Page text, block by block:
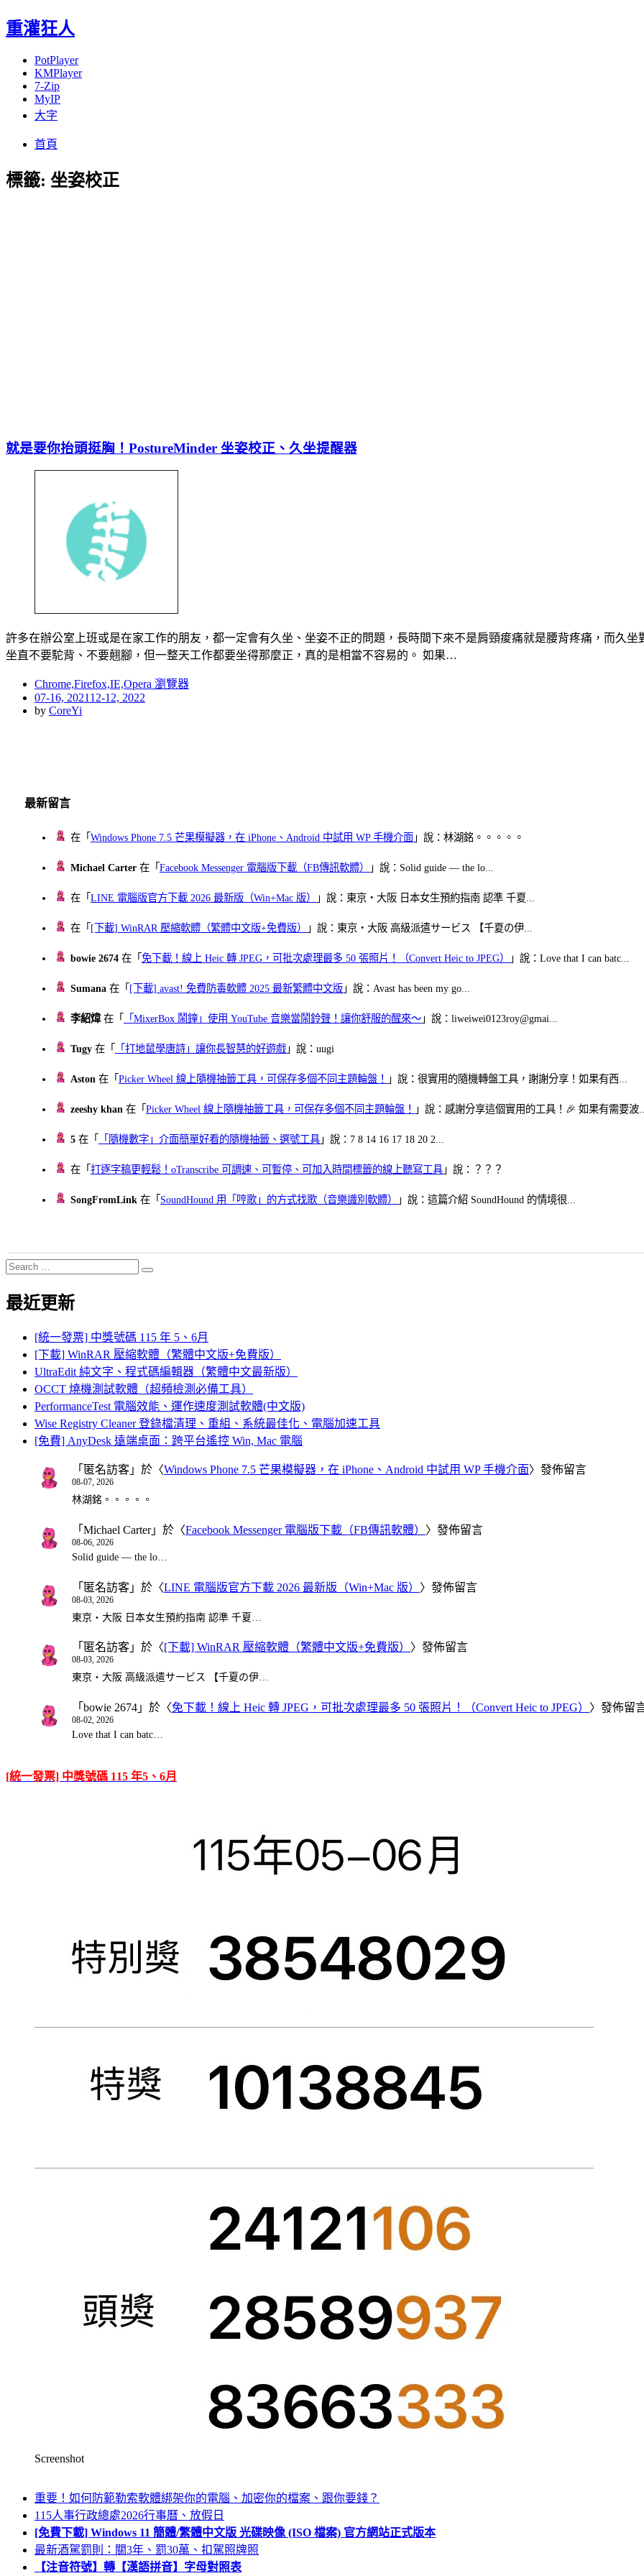
重灌狂人
PotPlayer
KMPlayer
7-Zip
MyIP
大字
首頁
標籤: 坐姿校正
就是要你抬頭挺胸！PostureMinder 坐姿校正、久坐提醒器
許多在辦公室上班或是在家工作的朋友，都一定會有久坐、坐姿不正的問題，長時間下來不是肩頸痠痛就是腰背疼痛，而久
坐直不要駝背、不要翹腳，但一整天工作都要坐得那麼正，真的是相當不容易的。 如果…
Chrome,Firefox,IE,Opera 瀏覽器
Posted
on
07-16, 2021 12-12, 2022
by CoreYi
最新留言
在「Windows Phone 7.5 芒果模擬器，在 iPhone、Android 中試用 WP 手機介面 」說：林湖銘。。。。。
Michael Carter 在「Facebook Messenger 電腦版下載（FB傳訊軟體） 」說：Solid guide — the lo...
在「LINE 電腦版官方下載 2026 最新版（Win+Mac 版） 」說：東京・大阪 日本女生預約指南 認準 千夏...
在「 [下載] WinRAR 壓縮軟體（繁體中文版+免費版） 」說：東京・大阪 高級派遣サービス 【千夏の伊...
bowie 2674 在「免下載！線上 Heic 轉 JPEG，可批次處理最多 50 張照片！（Convert Heic to JPEG） 」說：Love that I can batc...
Sumana 在「 [下載] avast! 免費防毒軟體 2025 最新繁體中文版 」說：Avast has been my go...
李紹煒在「 「MixerBox 鬧鐘」使用 YouTube 音樂當鬧鈴聲！讓你舒服的醒來～ 」說：liweiwei0123roy@gmai...
Tugy 在「 「打地鼠學唐詩」讓你長智慧的好遊戲 」說：uugi
Aston 在「Picker Wheel 線上隨機抽籤工具，可保存多個不同主題輪盤！ 」說：很實用的隨機轉盤工具，謝謝分享！如果有西...
zeeshy khan 在「Picker Wheel 線上隨機抽籤工具，可保存多個不同主題輪盤！ 」說：感謝分享這個實用的工具！🎉 如果有需要波
5 在「 「隨機數字」介面簡單好看的隨機抽籤、選號工具 」說：7 8 14 16 17 18 20 2...
在「打逐字稿更輕鬆！oTranscribe 可調速、可暫停、可加入時間標籤的線上聽寫工具 」說：？？？
SongFromLink 在「 SoundHound 用「哼歌」的方式找歌（音樂識別軟體） 」說：這篇介紹 SoundHound 的情境很...
Search
for:
Search
最近更新
[統一發票] 中獎號碼 115 年 5、6月
[下載] WinRAR 壓縮軟體（繁體中文版+免費版）
UltraEdit 純文字、程式碼編輯器（繁體中文最新版）
OCCT 燒機測試軟體（超頻檢測必備工具）
PerformanceTest 電腦效能、運作速度測試軟體(中文版)
Wise Registry Cleaner 登錄檔清理、重組、系統最佳化、電腦加速工具
[免費] AnyDesk 遠端桌面：跨平台遙控 Win, Mac 電腦
「 匿名訪客 」於〈Windows Phone 7.5 芒果模擬器，在 iPhone、Android 中試用 WP 手機介面〉發佈留言
08-07, 2026
林湖銘。。。。。
「 Michael Carter」於〈Facebook Messenger 電腦版下載（FB傳訊軟體） 〉發佈留言
08-06, 2026
Solid guide — the lo…
「 匿名訪客 」於〈LINE 電腦版官方下載 2026 最新版（Win+Mac 版） 〉發佈留言
08-03, 2026
東京・大阪 日本女生預約指南 認準 千夏…
「 匿名訪客 」於〈[下載] WinRAR 壓縮軟體（繁體中文版+免費版） 〉發佈留言
08-03, 2026
東京・大阪 高級派遣サービス 【千夏の伊…
「 bowie 2674 」於〈免下載！線上 Heic 轉 JPEG，可批次處理最多 50 張照片！（Convert Heic to JPEG） 〉發佈留
08-02, 2026
Love that I can batc…
[統一發票] 中獎號碼 115 年5、6月
Screenshot
重要！如何防範勒索軟體綁架你的電腦、加密你的檔案、跟你要錢？
115人事行政總處2026行事曆、放假日
[免費下載] Windows 11 簡體/繁體中文版 光碟映像 (ISO 檔案) 官方網站正式版本
最新酒駕罰則：關3年、罰30萬、扣駕照牌照
【注音符號】轉【漢語拼音】字母對照表